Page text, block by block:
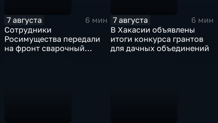
7 августа
6 мин
Сотрудники
Росимущества передали
на фронт сварочный
7 августа
6 мин
В Хакасии объявлены
итоги конкурса грантов
для дачных объединений